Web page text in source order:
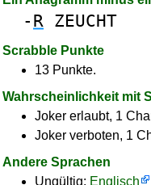
- R ZEUCHT
Scrabble Punkte
13 Punkte.
Wahrscheinlichkeit mit
Joker erlaubt, 1
Joker verboten, 1
Andere Sprachen
Ungültig: Englisch